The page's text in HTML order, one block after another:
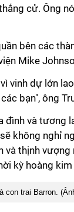
cử. Ông
bên các
Mike
vinh dự lớn
bạn", ông
đình và tương
không nghỉ
và thịnh
kỳ hoàng kim
con trai Barron.